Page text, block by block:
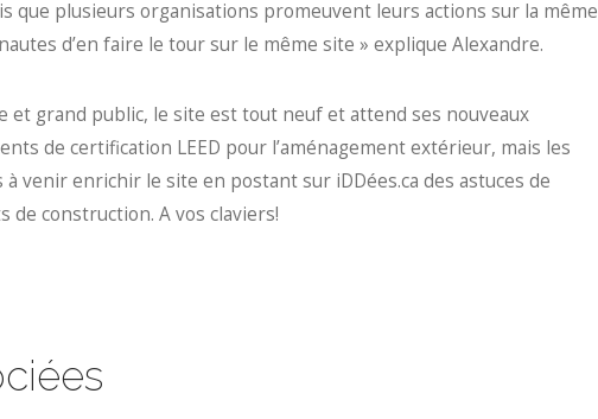
que plusieurs organisations promeuvent leurs actions sur la même
d’en faire le tour sur le même site » explique Alexandre.
et grand public, le site est tout neuf et attend ses nouveaux
de certification LEED pour l’aménagement extérieur, mais les
venir enrichir le site en postant sur iDDées.ca des astuces de
de construction. A vos claviers!